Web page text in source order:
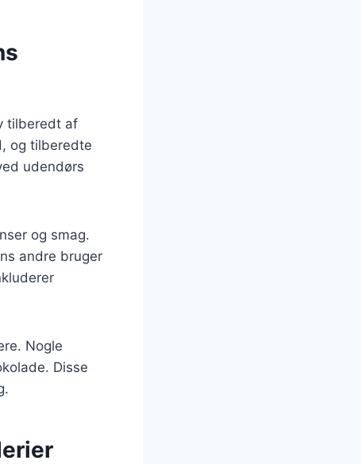
tilberedt af
og tilberedte
udendørs
og smag.
andre bruger
Nogle
Disse